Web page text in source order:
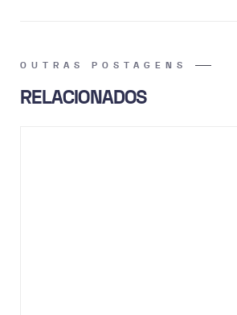
OUTRAS POSTAGENS
RELACIONADOS